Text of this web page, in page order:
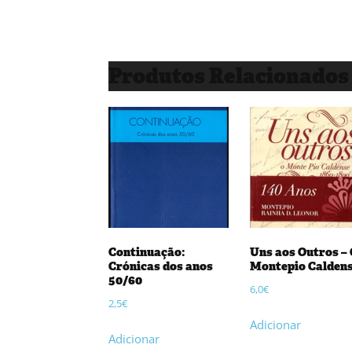
Continuação:
Crónicas dos anos
50/60
2,5€
Adicionar
Uns aos Outros –
Montepio
6,0€
Adicionar